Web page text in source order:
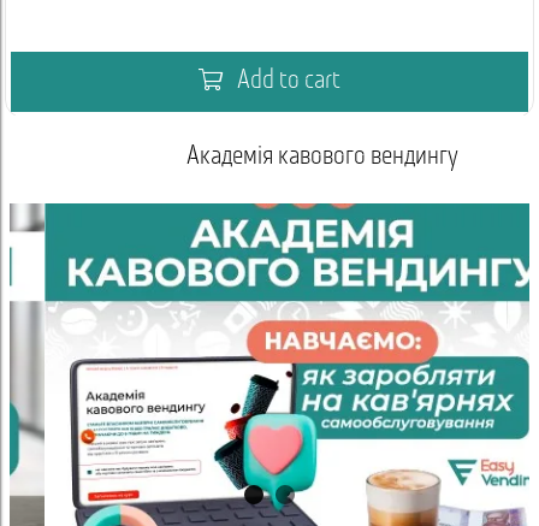
Add to cart
Академія кавового вендингу